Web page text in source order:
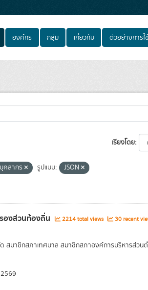
องค์กร กลุ่ม เกี่ยวกับ ตัวอย่างการใ
เรียงโดย
คลากร รูปแบบ:
JSON
องส่วนท้องถิ่น 2214 total views 30 recent
สมาชิกสภาเทศบาล สมาชิกสภาองค์การบริหารส่วน